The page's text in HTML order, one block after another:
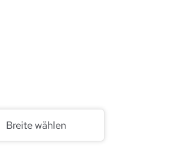
Breite wählen